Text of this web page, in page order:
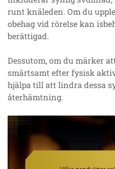
runt knäleden. Om du
obehag vid rörelse kan
berättigad.
Dessutom, om du märker
smärtsamt efter fysisk
hjälpa till att lindra dessa
återhämtning.